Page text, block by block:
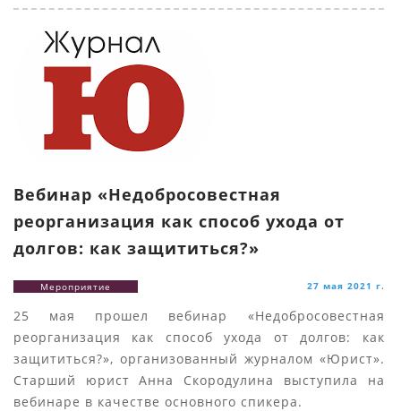
Вебинар «Недобросовестная
реорганизация как способ ухода от
долгов: как защититься?»
Мероприятие 27 мая 2021 г.
25 мая прошел вебинар «Недобросовестная
реорганизация как способ ухода от долгов: как
защититься?», организованный журналом «Юрист».
Старший юрист Анна Скородулина выступила на
вебинаре в качестве основного спикера.